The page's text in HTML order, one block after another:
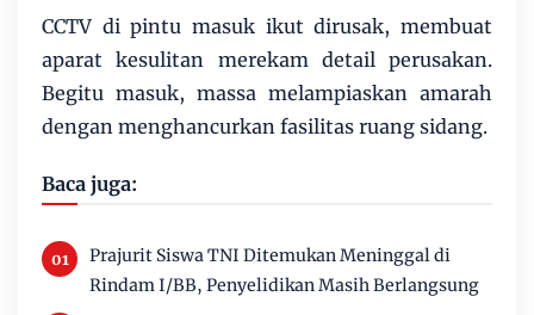
CCTV di pintu masuk ikut dirusak, membuat
aparat kesulitan merekam detail perusakan.
Begitu masuk, massa melampiaskan amarah
dengan menghancurkan fasilitas ruang sidang.
Baca juga:
Prajurit Siswa TNI Ditemukan Meninggal di
Rindam I/BB, Penyelidikan Masih Berlangsung